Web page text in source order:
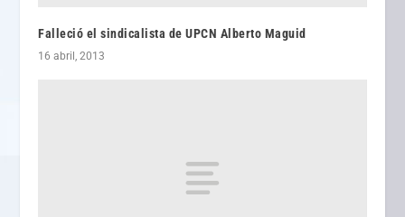
Falleció el sindicalista de UPCN Alberto Maguid
16 abril, 2013